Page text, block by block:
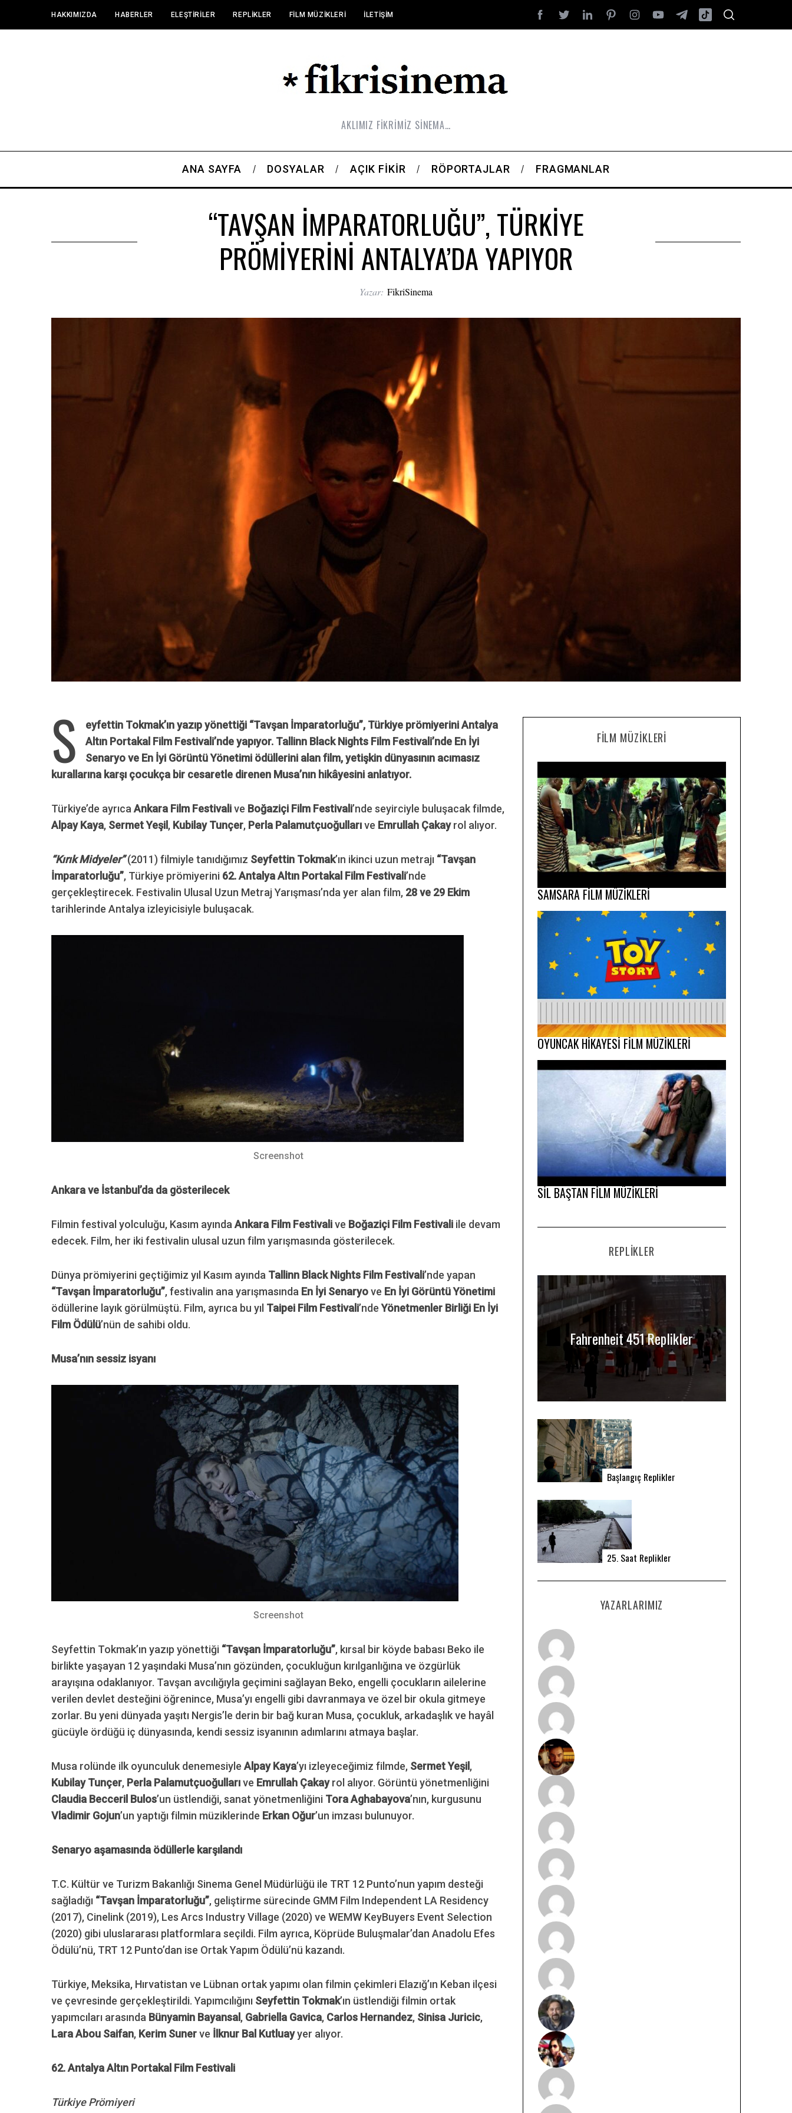
HAKKIMIZDA HABERLER ELEŞTIRILER REPLIKLER FILM MÜZIKLERI İLETIŞIM
AKLIMIZ FİKRİMİZ SİNEMA…
ANA SAYFA DOSYALAR AÇIK FIKIR RÖPORTAJLAR FRAGMANLAR
“TAVŞAN İMPARATORLUĞU”, TÜRKİYE
PRÖMİYERİNİ ANTALYA’DA YAPIYOR
Yazar: FikriSinema
S
eyfettin Tokmak’ın yazıp yönettiği “Tavşan İmparatorluğu”, Türkiye prömiyerini Antalya
Altın Portakal Film Festivali’nde yapıyor. Tallinn Black Nights Film Festivali’nde En İyi
Senaryo ve En İyi Görüntü Yönetimi ödüllerini alan film, yetişkin dünyasının acımasız
kurallarına karşı çocukça bir cesaretle direnen Musa’nın hikâyesini anlatıyor.
Türkiye’de ayrıca Ankara Film Festivalive Boğaziçi Film Festivali’nde seyirciyle buluşacak filmde,
Alpay Kaya, Sermet Yeşil , Kubilay Tunçer, Perla Palamutçuoğullarıve Emrullah Çakayrol alıyor.
“Kırık Midyeler”(2011) filmiyle tanıdığımız Seyfettin Tokmak’ın ikinci uzun metrajı “Tavşan
İmparatorluğu”, Türkiye prömiyerini 62. Antalya Altın Portakal Film Festivali’nde
gerçekleştirecek. Festivalin Ulusal Uzun Metraj Yarışması’nda yer alan film, 28 ve 29 Ekim
tarihlerinde Antalya izleyicisiyle buluşacak.
Screenshot
Ankara ve İstanbul’da da gösterilecek
Filmin festival yolculuğu, Kasım ayındaAnkara Film Festivalive Boğaziçi Film Festivali ile devam
edecek. Film, her iki festivalin ulusal uzun film yarışmasında gösterilecek.
Dünya prömiyerini geçtiğimiz yıl Kasım ayında Tallinn Black Nights Film Festivali’nde yapan
“Tavşan İmparatorluğu”, festivalin ana yarışmasında En İyi Senaryove En İyi Görüntü Yönetimi
ödüllerine layık görülmüştü. Film, ayrıca bu yıl Taipei Film Festivali’ndeYönetmenler Birliği En İyi
Film Ödülü’nün de sahibi oldu.
Musa’nın sessiz isyanı
Screenshot
Seyfettin Tokmak’ın yazıp yönettiği “Tavşan İmparatorluğu”, kırsal bir köyde babası Beko ile
birlikte yaşayan 12 yaşındaki Musa’nın gözünden, çocukluğun kırılganlığına ve özgürlük
arayışına odaklanıyor. Tavşan avcılığıyla geçimini sağlayan Beko, engelli çocukların ailelerine
verilen devlet desteğini öğrenince, Musa’yı engelli gibi davranmaya ve özel bir okula gitmeye
zorlar. Bu yeni dünyada yaşıtı Nergis’le derin bir bağ kuran Musa, çocukluk, arkadaşlık ve hayâl
gücüyle ördüğü iç dünyasında, kendi sessiz isyanının adımlarını atmaya başlar.
Musa rolünde ilk oyunculuk denemesiyle Alpay Kaya’yı izleyeceğimiz filmde, Sermet Yeşil,
Kubilay Tunçer, Perla Palamutçuoğullarıve Emrullah Çakayrol alıyor. Görüntü yönetmenliğini
Claudia Becceril Bulos’un üstlendiği, sanat yönetmenliğini Tora Aghabayova’nın, kurgusunu
Vladimir Gojun’un yaptığı filmin müziklerinde Erkan Oğur’un imzası bulunuyor.
Senaryo aşamasında ödüllerle karşılandı
T.C. Kültür ve Turizm Bakanlığı Sinema Genel Müdürlüğü ile TRT 12 Punto’nun yapım desteği
sağladığı “Tavşan İmparatorluğu”, geliştirme sürecinde GMM Film Independent LA Residency
(2017), Cinelink (2019), Les Arcs Industry Village (2020) ve WEMW KeyBuyers Event Selection
(2020) gibi uluslararası platformlara seçildi. Film ayrıca, Köprüde Buluşmalar’dan Anadolu Efes
Ödülü’nü, TRT 12 Punto’dan ise Ortak Yapım Ödülü’nü kazandı.
Türkiye, Meksika, Hırvatistan ve Lübnan ortak yapımı olan filmin çekimleri Elazığ’ın Keban ilçesi
ve çevresinde gerçekleştirildi. Yapımcılığını Seyfettin Tokmak’ın üstlendiği filmin ortak
yapımcıları arasında Bünyamin Bayansal, Gabriella Gavica, Carlos Hernandez, Sinisa Juricic,
Lara Abou Saifan, Kerim Sunerve İlknur Bal Kutluayyer alıyor.
62. Antalya Altın Portakal Film Festivali
Türkiye Prömiyeri
FILM MÜZIKLERI
SAMSARA FİLM MÜZİKLERİ
OYUNCAK HİKAYESİ FİLM MÜZİKLERİ
SİL BAŞTAN FİLM MÜZİKLERİ
REPLIKLER
Fahrenheit 451 Replikler
Başlangıç Replikler
25. Saat Replikler
YAZARLARIMIZ
a
f
r